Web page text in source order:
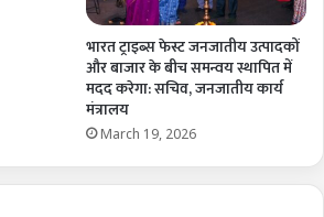
भारत ट्राइब्स फेस्ट जनजातीय उत्पादकों
और बाजार के बीच समन्वय स्थापित में
मदद करेगा: सचिव, जनजातीय कार्य
मंत्रालय
March 19, 2026